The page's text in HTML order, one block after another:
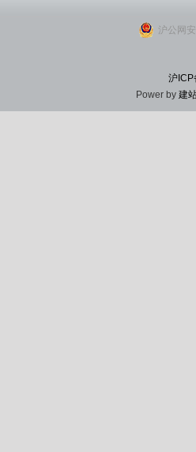
沪公网
沪
Power by 建